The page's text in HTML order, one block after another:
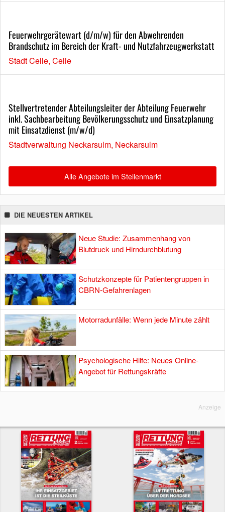
Feuerwehrgerätewart (d/m/w) für den Abwehrenden
Brandschutz im Bereich der Kraft- und Nutzfahrzeugwerkstatt
Stadt Celle, Celle
Stellvertretender Abteilungsleiter der Abteilung Feuerwehr
inkl. Sachbearbeitung Bevölkerungsschutz und Einsatzplanung
mit Einsatzdienst (m/w/d)
Stadtverwaltung Neckarsulm, Neckarsulm
Alle Angebote im Stellenmarkt
DIE NEUESTEN ARTIKEL
Neue Studie: Zusammenhang von
Blutdruck und Hirndurchblutung
Schutzkonzepte für Patientengruppen in
CBRN-Gefahrenlagen
Motorradunfälle: Wenn jede Minute zählt
Psychologische Hilfe: Neues Online-
Angebot für Rettungskräfte
Anzeige